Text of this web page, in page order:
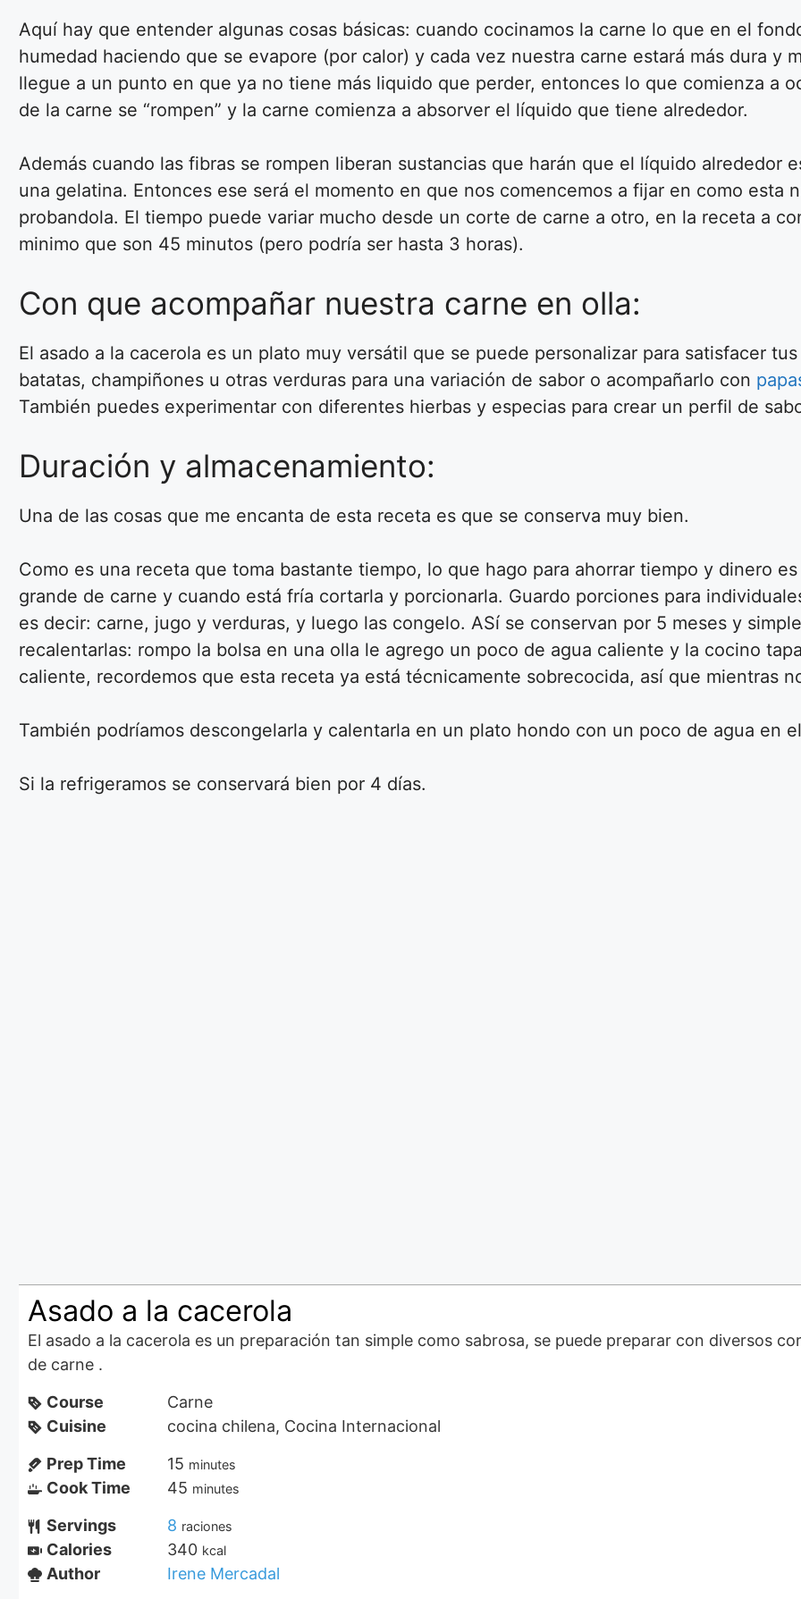
Aquí hay que entender algunas cosas básicas: cuando cocinamos la carne lo que en el
humedad haciendo que se evapore (por calor) y cada vez nuestra carne estará más dura y
llegue a un punto en que ya no tiene más liquido que perder, entonces lo que comienza a
de la carne se “rompen” y la carne comienza a absorver el líquido que tiene alrededor.
Además cuando las fibras se rompen liberan sustancias que harán que el líquido alrededor
una gelatina. Entonces ese será el momento en que nos comencemos a fijar en como esta
probandola. El tiempo puede variar mucho desde un corte de carne a otro, en la receta a
minimo que son 45 minutos (pero podría ser hasta 3 horas).
Con que acompañar nuestra carne en olla:
El asado a la cacerola es un plato muy versátil que se puede personalizar para satisfacer
batatas, champiñones u otras verduras para una variación de sabor o acompañarlo con
También puedes experimentar con diferentes hierbas y especias para crear un perfil de
Duración y almacenamiento:
Una de las cosas que me encanta de esta receta es que se conserva muy bien.
Como es una receta que toma bastante tiempo, lo que hago para ahorrar tiempo y dinero
grande de carne y cuando está fría cortarla y porcionarla. Guardo porciones para
es decir: carne, jugo y verduras, y luego las congelo. ASí se conservan por 5 meses y
recalentarlas: rompo la bolsa en una olla le agrego un poco de agua caliente y la cocino
caliente, recordemos que esta receta ya está técnicamente sobrecocida, así que mientras
También podríamos descongelarla y calentarla en un plato hondo con un poco de agua en
Si la refrigeramos se conservará bien por 4 días.
Asado a la cacerola
El asado a la cacerola es un preparación tan simple como sabrosa, se puede preparar con diversos
de carne .
Course
Carne
Cuisine
cocina chilena, Cocina Internacional
Prep Time
15 minutes
Cook Time 45 minutes
Servings 8 raciones
Calories 340 kcal
Author Irene Mercadal